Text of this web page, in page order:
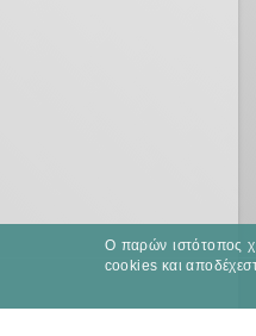
Ο παρών ιστότοπος
cookies και